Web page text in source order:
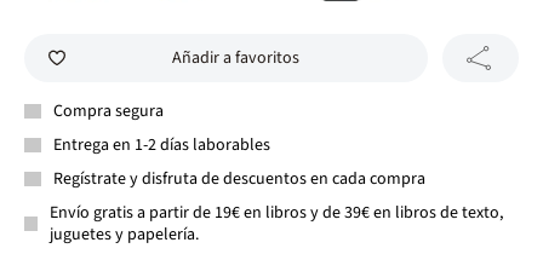
Añadir a favoritos
Compra segura
Entrega en 1-2 días laborables
Regístrate y disfruta de descuentos en cada compra
Envío gratis a partir de 19€ en libros y de 39€ en libros de texto,
juguetes y papelería.